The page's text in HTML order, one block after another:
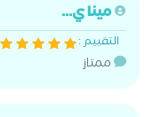
مينا ي...
التقييم :
ممتاز